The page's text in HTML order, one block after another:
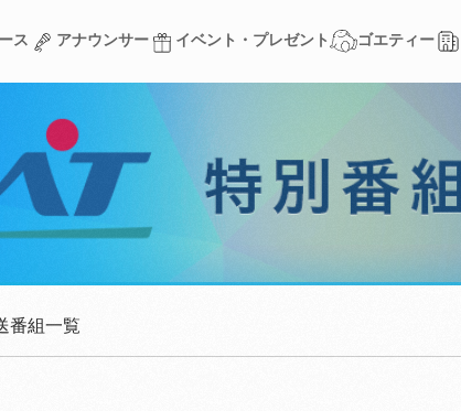
ス
アナウンサー
イベント・プレゼント
ゴエティー
番組一覧